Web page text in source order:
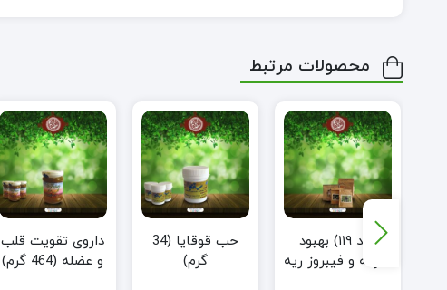
محصولات مرتبط
(کد ۱۱۹) بهبود
سرفه و فیبروز ریه
حب قوقایا (34
گرم)
داروی تقویت قلب
و عضله (464 گرم)